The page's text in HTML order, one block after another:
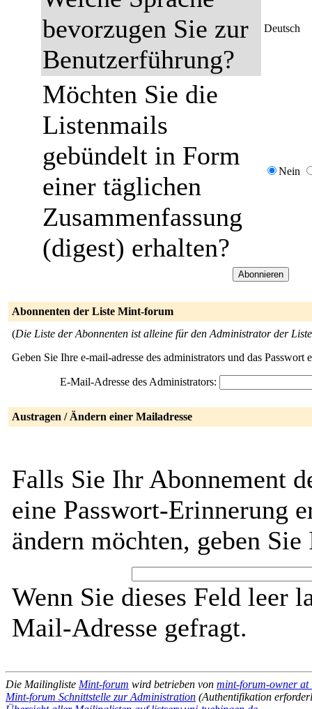
bevorzugen Sie zur
Benutzerführung?
Deutsch
Möchten Sie die
Listenmails
gebündelt in Form
einer täglichen
Zusammenfassung
(digest) erhalten?
Nein
Abonnenten der Liste Mint-forum
(Die Liste der Abonnenten ist alleine für den Administrator der
Geben Sie Ihre e-mail-adresse des administrators und das
E-Mail-Adresse des Administrators:
Austragen / Ändern einer Mailadresse
Falls Sie Ihr Abonnement
eine Passwort-Erinnerung
ändern möchten, geben
Wenn Sie dieses Feld leer
Mail-Adresse gefragt.
Die Mailingliste Mint-forum wird betrieben von mint-forum-owner at
Mint-forum Schnittstelle zur Administration (Authentifikation